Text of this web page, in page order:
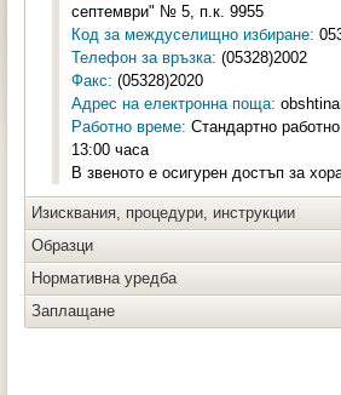
септември" № 5, п.к. 9955
Код за междуселищно избиране:
Телефон за връзка: (05328)2002
Факс: (05328)2020
Адрес на електронна поща:
Работно време: Стандартно
13:00 часа
В звеното е осигурен достъп за
Изисквания, процедури, инструкции
Образци
Нормативна уредба
Заплащане